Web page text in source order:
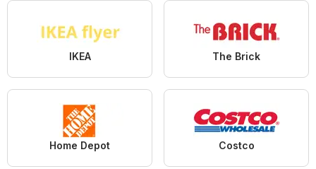
IKEA The Brick
Home Depot Costco